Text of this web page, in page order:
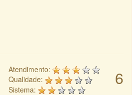
6
Atendimento:
Qualidade:
Sistema: